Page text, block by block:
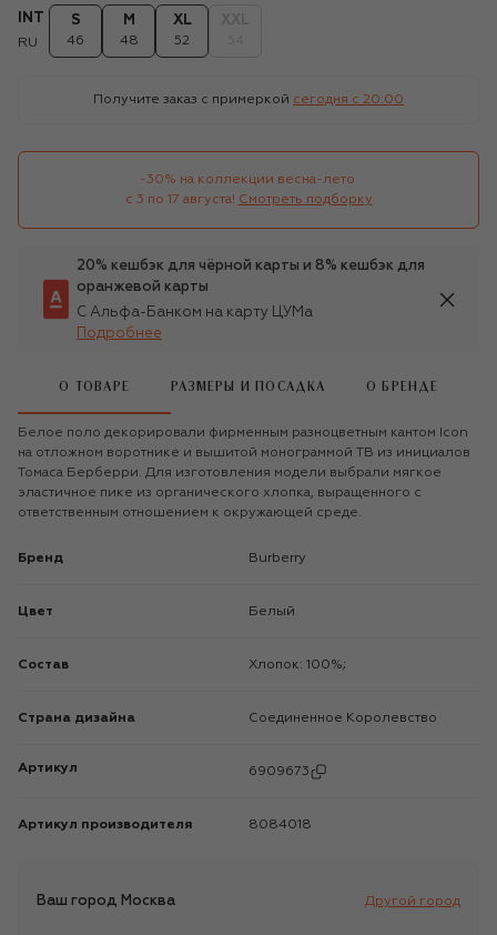
INT
RU
S
46
M
48
XL
52
Получите заказ с примеркой сегодня c 20:00
-30% на коллекции весна-лето
с 3 по 17 августа! Смотреть подборку
20% кешбэк для чёрной карты и 8% кешбэк для
оранжевой карты
С Альфа-Банком на карту ЦУМа
Подробнее
О ТОВАРЕ РАЗМЕРЫ И ПОСАДКА О БРЕНДЕ
Белое поло декорировали фирменным разноцветным кантом Icon
на отложном воротнике и вышитой монограммой TB из инициалов
Томаса Берберри. Для изготовления модели выбрали мягкое
эластичное пике из органического хлопка, выращенного с
ответственным отношением к окружающей среде.
Бренд Burberry
Цвет Белый
Состав Хлопок: 100%;
Страна дизайна Соединенное Королевство
Артикул 6909673
Артикул производителя 8084018
Ваш город Москва Другой город